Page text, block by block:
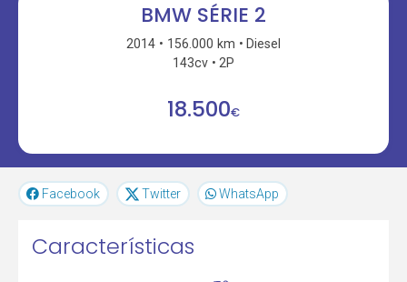
BMW SÉRIE 2
2014 156.000 km
Diesel
143cv
2P
18.500€
Facebook Twitter WhatsApp
Características